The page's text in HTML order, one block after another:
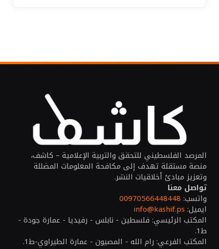
المرصد الفلسطيني للتحقق والتربية الإعلامية – كاشف،
منصة مستقلة تهدف إلى مكافحة المعلومات المضللة
وتعزيز مبادئ أخلاقيات النشر.
تواصل معنا
واتسب: 00970566448448
ايميل: info@kashif.ps
المكتب الرئيسي: فلسطين - نابلس - رفيديا - عمارة جودة -
ط1.
المكتب الفرعي: رام الله - المصيون - عمارة الطيراوي-ط1.